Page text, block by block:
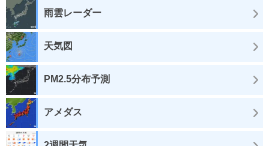
雨雲レーダー
天気図
PM2.5分布予測
アメダス